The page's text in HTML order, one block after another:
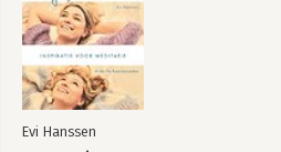
Evi Hanssen